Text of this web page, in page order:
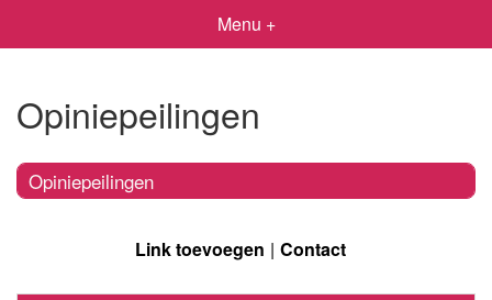
Menu +
Opiniepeilingen
Opiniepeilingen
Link toevoegen Contact